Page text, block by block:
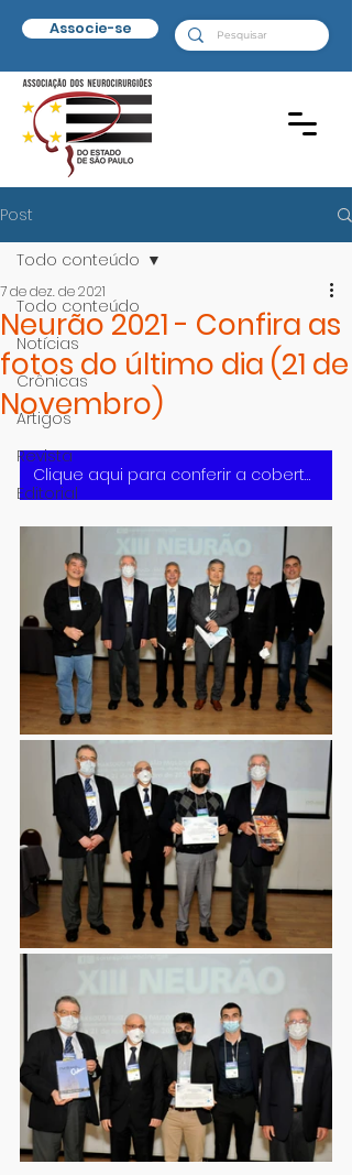
Associe-se
Post
Todo conteúdo
Notícias
Crônicas
Artigos
Revista
Editorial
Todo conteúdo
Neurão 2021 - Confira as
fotos do último dia (21 de
Novembro)
7 de dez. de 2021
Clique aqui para conferir a cobertura completa do Evento